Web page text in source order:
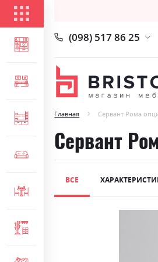
ГОСТИНАЯ
СПАЛЬНЯ
ДЕТСКАЯ
МЯГКАЯ МЕБЕЛЬ
(098) 517 86 25
Главная Сервант Рома
Сервант
ВСЕ